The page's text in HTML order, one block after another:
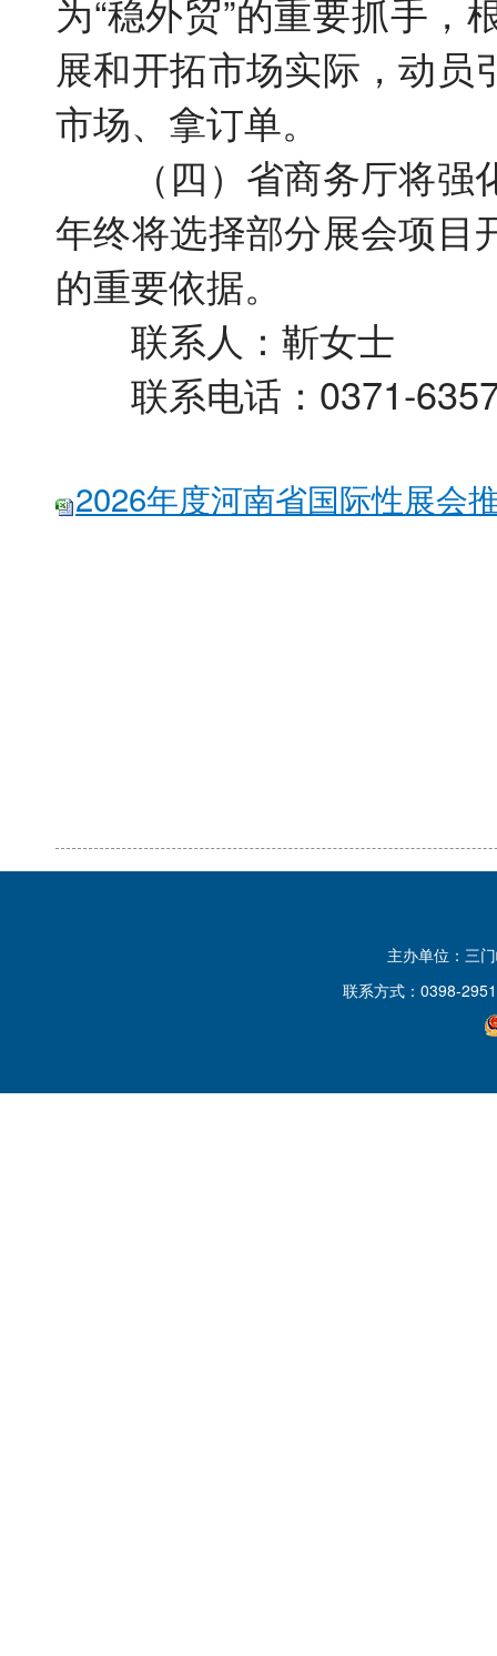
为“稳外贸”的重要抓手
展和开拓市场实际，动
市场、拿订单。
（四）省商务厅将强
年终将选择部分展会项目
的重要依据。
联系人：靳女士
联系电话：0371-
2026年度河南省国际性展会
主办单位：三
联系方式：0398-